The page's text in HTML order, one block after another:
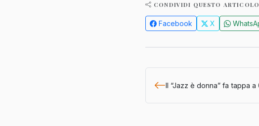
CONDIVIDI QUESTO ARTICOLO
Facebook X
Il “Jazz è donna” fa tappa